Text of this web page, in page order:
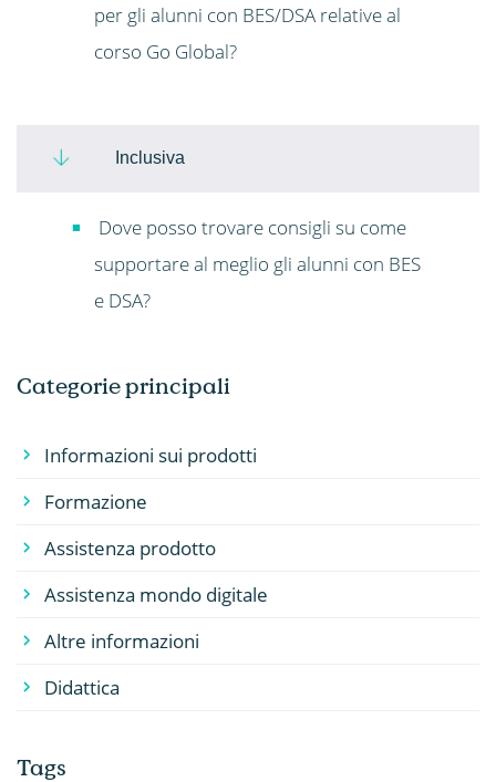
Categorie principali
Informazioni sui prodotti
Formazione
Assistenza prodotto
Assistenza mondo digitale
Altre informazioni
Didattica
Tags
per gli alunni con BES/DSA relative al
corso Go Global?
Inclusiva
Dove posso trovare consigli su come
supportare al meglio gli alunni con BES
e DSA?